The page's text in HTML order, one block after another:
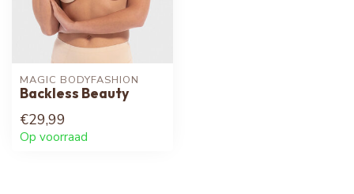
MAGIC BODYFASHION
Backless Beauty
€29,99
Op voorraad